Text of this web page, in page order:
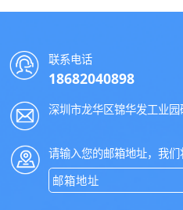
联系电话
18682040898
深圳市龙华区锦华发工业
请输入您的邮箱地址，我